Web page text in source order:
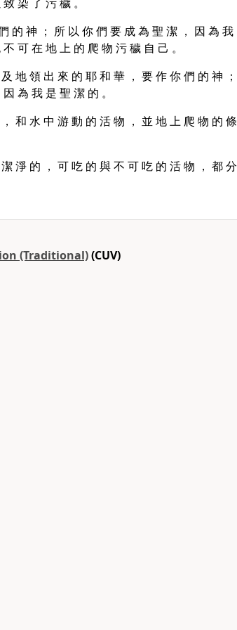
的 神 ； 所 以 你 們 要 成 為 聖 潔 ， 因 為 我
可 在 地 上 的 爬 物 污 穢 自 己 。
地 領 出 來 的 耶 和 華 ， 要 作 你 們 的 神 ；
為 我 是 聖 潔 的 。
和 水 中 游 動 的 活 物 ， 並 地 上 爬 物 的 條
淨 的 ， 可 吃 的 與 不 可 吃 的 活 物 ， 都 分
(Traditional)(CUV)